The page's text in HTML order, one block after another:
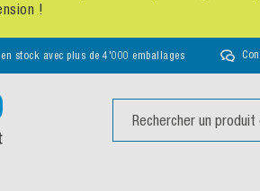
!
stock avec plus de 4'000 emballages